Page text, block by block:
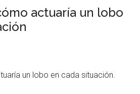
actuaría un lobo
un lobo en cada situación.